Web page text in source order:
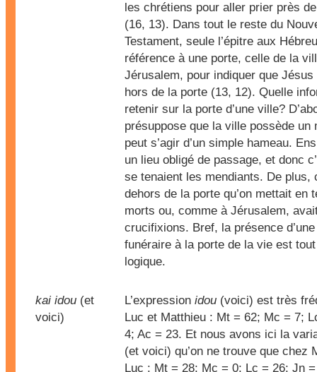
les chrétiens pour aller prier près
(16, 13). Dans tout le reste du
Testament, seule l’épitre aux
référence à une porte, celle de la
Jérusalem, pour indiquer que
hors de la porte (13, 12). Quelle
retenir sur la porte d’une ville?
présuppose que la ville possède un
peut s’agir d’un simple hameau.
un lieu obligé de passage, et donc
se tenaient les mendiants. De plus,
dehors de la porte qu’on mettait en
morts ou, comme à Jérusalem,
crucifixions. Bref, la présence
funéraire à la porte de la vie est
logique.
kai idou (et
voici)
L’expression idou (voici) est très
Luc et Matthieu : Mt = 62; Mc = 7;
4; Ac = 23. Et nous avons ici la
(et voici) qu’on ne trouve que chez
Luc : Mt = 28; Mc = 0; Lc = 26; Jn